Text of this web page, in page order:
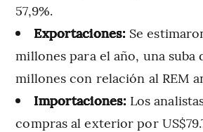
57,9%.
Exportaciones: Se
millones para el año, una suba
millones con relación al REM
Importaciones: Los
compras al exterior por